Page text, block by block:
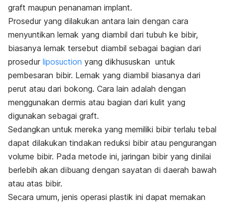
graft maupun penanaman implant.
Prosedur yang dilakukan antara lain dengan cara
menyuntikan lemak yang diambil dari tubuh ke bibir,
biasanya lemak tersebut diambil sebagai bagian dari
prosedur liposuction yang dikhususkan untuk
pembesaran bibir. Lemak yang diambil biasanya dari
perut atau dari bokong. Cara lain adalah dengan
menggunakan dermis atau bagian dari kulit yang
digunakan sebagai graft.
Sedangkan untuk mereka yang memiliki bibir terlalu tebal
dapat dilakukan tindakan reduksi bibir atau pengurangan
volume bibir. Pada metode ini, jaringan bibir yang dinilai
berlebih akan dibuang dengan sayatan di daerah bawah
atau atas bibir.
Secara umum, jenis operasi plastik ini dapat memakan